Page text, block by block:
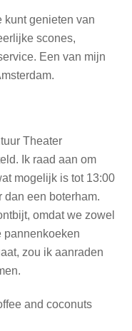
kunt genieten van
scones,
Een van mijn
Theater
Ik raad aan om
mogelijk is tot 13:00
dan een boterham.
omdat we zowel
pannenkoeken
zou ik aanraden